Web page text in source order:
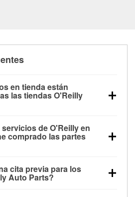
en tienda están
las tiendas O'Reilly
pruebas de alternador y
de la luz “Check Engine”
e instalación de
están disponibles en
Auto Parts. La tienda
de O'Reilly en
comprado las partes
que estén disponibles en la
MS aunque hayas
cita previa para los
Auto Parts?